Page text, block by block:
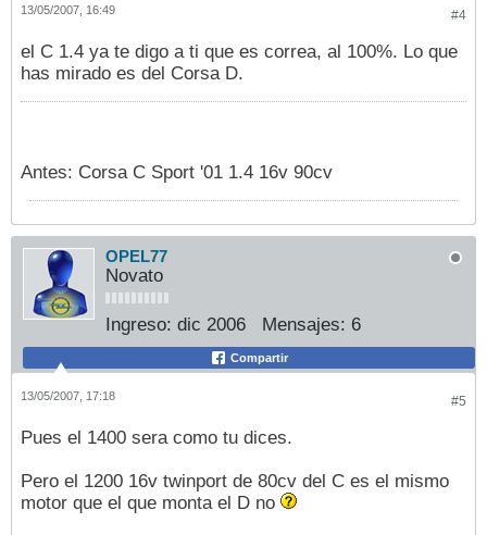
#4
13/05/2007, 16:49
el C 1.4 ya te digo a ti que es correa, al 100%. Lo que
has mirado es del Corsa D.
Antes: Corsa C Sport '01 1.4 16v 90cv
OPEL77
Novato
Ingreso: dic 2006 Mensajes: 6
Compartir
#5
13/05/2007, 17:18
Pues el 1400 sera como tu dices.
Pero el 1200 16v twinport de 80cv del C es el mismo
motor que el que monta el D no